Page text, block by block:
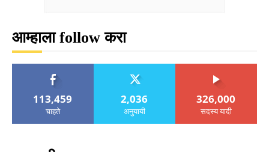
आम्हाला follow करा
113,459
चाहते
2,036
अनुयायी
326,000
सदस्य यादी